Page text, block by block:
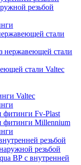
резьбой
стали
нержавеющей стали
стали Valtec
Valtec
Fv-Plast
фитинги Millennium
резьбой
резьбой
ВР с внутренней